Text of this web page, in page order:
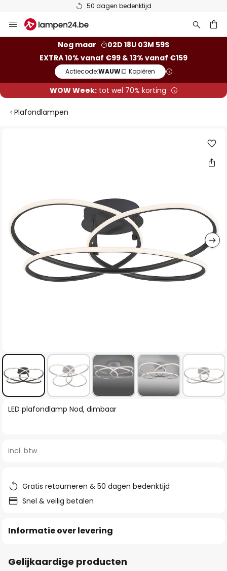
50 dagen bedenktijd
naar
Nog maar
02D 18U 03M 59S
EXTRA 10% vanaf €99 & 13% vanaf €159
Actiecode:WAUW Kopiëren
WOW Week:tot wel 70% korting
Plafondlampen
afbeeldingen-
gallerij
Ga
van
afbeeldingen-
gallerij
LED plafondlamp Nod, dimbaar
incl. btw
Gratis retourneren & 50 dagen bedenktijd
Snel & veilig betalen
Informatie over levering
Gelijkaardige producten